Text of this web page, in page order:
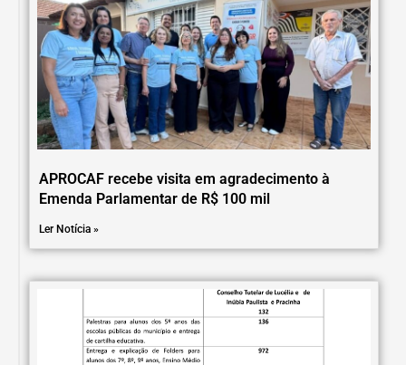
APROCAF recebe visita em agradecimento à
Emenda Parlamentar de R$ 100 mil
Ler Notícia »